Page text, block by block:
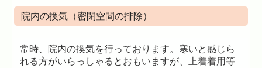
院内の換気（密閉空間の排除）
常時、院内の換気を行っております。寒いと感じら
れる方がいらっしゃるとおもいますが、上着着用等